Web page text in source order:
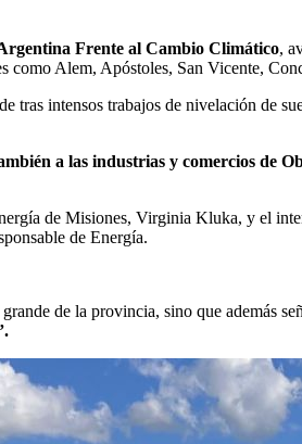
Frente al Cambio Climático,
como Alem, Apóstoles, San Vicente,
tras intensos trabajos de nivelación de
a las industrias y comercios de
de Misiones, Virginia Kluka, y el
de Energía.
de la provincia, sino que además